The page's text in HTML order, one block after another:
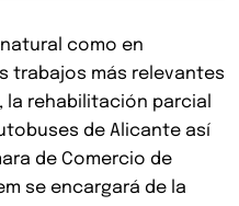
como en
trabajos más relevantes
la rehabilitación parcial
de Alicante así
de Comercio de
se encargará de la